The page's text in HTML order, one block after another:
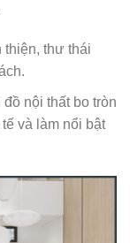
thiện, thư thái
nội thất bo tròn
và làm nổi bật